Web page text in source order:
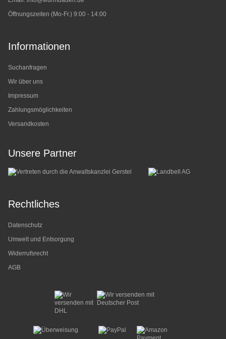
Öffnungszeiten (Mo-Fr.) 9:00 - 14:00
Informationen
Suchanfragen
Wir über uns
Impressum
Zahlungsmöglichkeiten
Versandkosten
Unsere Partner
Rechtliches
Datenschutz
Umwelt und Entsorgung
Widerrufsrecht
AGB